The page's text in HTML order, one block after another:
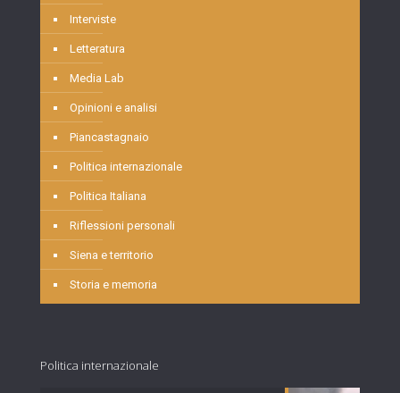
Interviste
Letteratura
Media Lab
Opinioni e analisi
Piancastagnaio
Politica internazionale
Politica Italiana
Riflessioni personali
Siena e territorio
Storia e memoria
Politica internazionale